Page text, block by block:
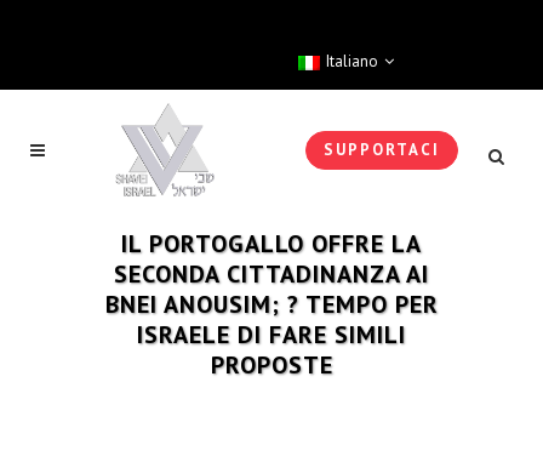
Italiano
SUPPORTACI
IL PORTOGALLO OFFRE LA
SECONDA CITTADINANZA AI
BNEI ANOUSIM; ? TEMPO PER
ISRAELE DI FARE SIMILI
PROPOSTE